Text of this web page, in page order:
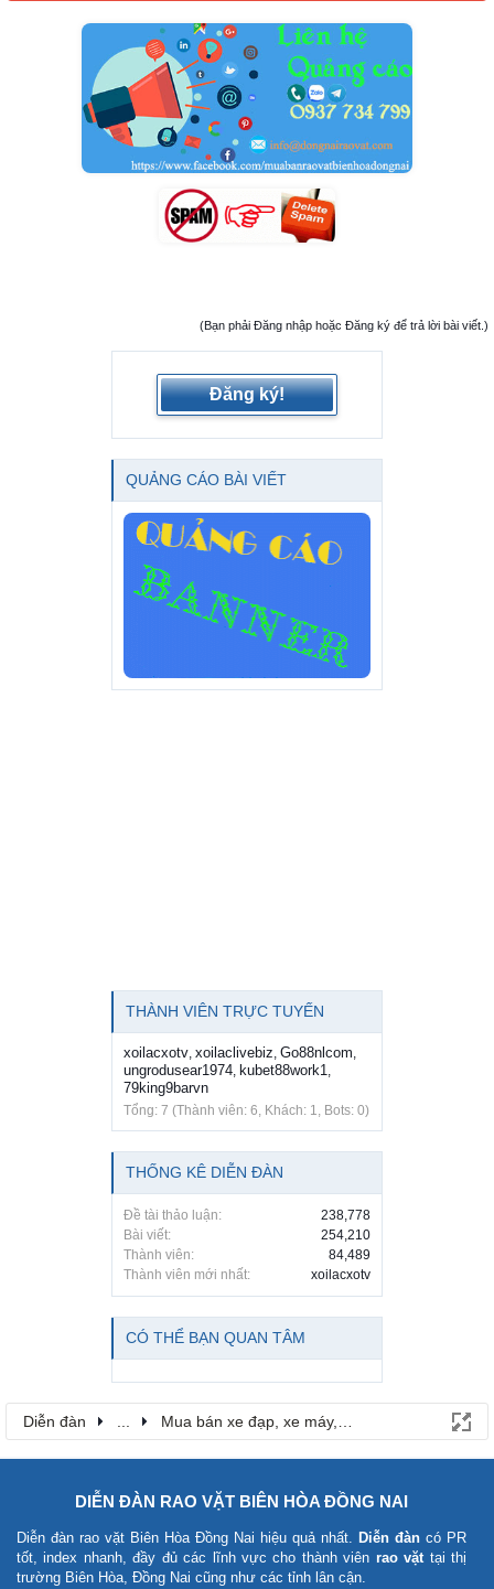
(Bạn phải Đăng nhập hoặc Đăng ký để trả lời bài viết.)
Đăng ký!
QUẢNG CÁO BÀI VIẾT
THÀNH VIÊN TRỰC TUYẾN
xoilacxotv xoilaclivebiz Go88nlcom
ungrodusear1974 kubet88work1
79king9barvn
Tổng: 7 (Thành viên: 6, Khách: 1, Bots: 0)
THỐNG KÊ DIỄN ĐÀN
Đề tài thảo luận:
238,778
Bài viết:
254,210
Thành viên:
84,489
Thành viên mới nhất:
xoilacxotv
CÓ THỂ BẠN QUAN TÂM
Diễn đàn Mua bán xe đạp, xe máy, ô tô
DIỄN ĐÀN RAO VẶT BIÊN HÒA ĐỒNG NAI
Diễn đàn rao vặt Biên Hòa Đồng Nai hiệu quả nhất. Diễn đàn có PR
tốt, index nhanh, đầy đủ các lĩnh vực cho thành viên rao vặt tại thị
trường Biên Hòa, Đồng Nai cũng như các tỉnh lân cận.